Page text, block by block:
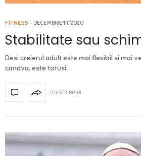
FITNESS DECEMBRIE 14, 2020
Stabilitate sau
Desi creierul adult este mai flexibil si mai
candva, este totusi…
0 DISTRIBUIRI